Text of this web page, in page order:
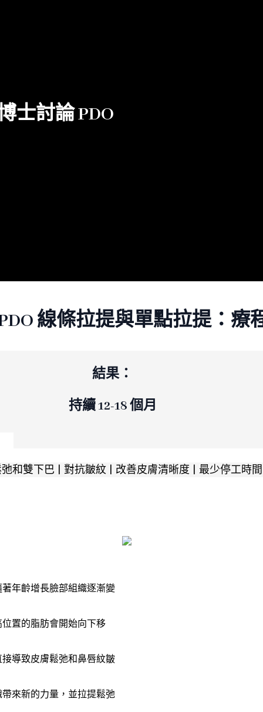
士討論 PDO
線條拉提與單點拉提：療
結果：
持續 12-18 個月
和雙下巴 | 對抗皺紋 | 改善皮膚清晰度 | 最少停工時
年齡增長臉部組織逐漸變
置的脂肪會開始向下移
導致皮膚鬆弛和鼻唇紋皺
來新的力量，並拉提鬆弛